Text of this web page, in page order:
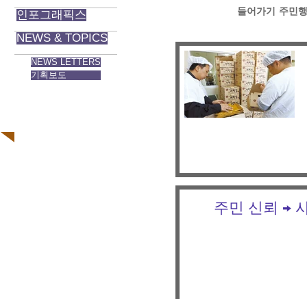
들어가기 주민
인포그래픽스
NEWS & TOPICS
기획보도
NEWS LETTERS
주민 신뢰 →